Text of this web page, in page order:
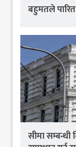
बहुमतले पारित
सीमा